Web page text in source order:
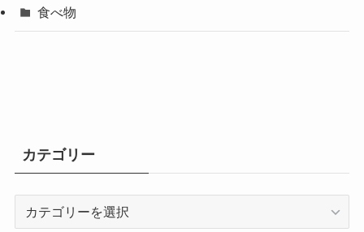
食べ物
カテゴリー